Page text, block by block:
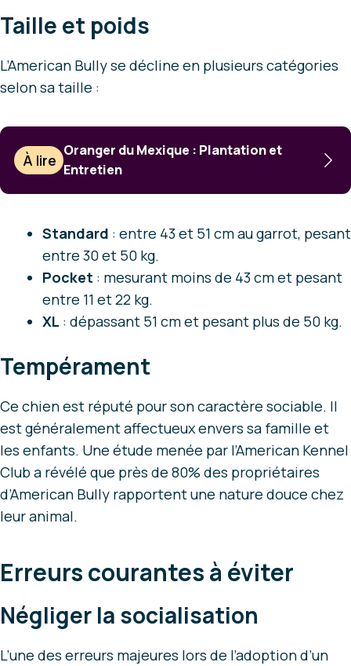
Taille et poids
L’American Bully se décline en plusieurs catégories
selon sa taille :
À lire
Oranger du Mexique : Plantation et
Entretien
Standard : entre 43 et 51 cm au garrot, pesant
entre 30 et 50 kg.
Pocket : mesurant moins de 43 cm et pesant
entre 11 et 22 kg.
XL : dépassant 51 cm et pesant plus de 50 kg.
Tempérament
Ce chien est réputé pour son caractère sociable. Il
est généralement affectueux envers sa famille et
les enfants. Une étude menée par l’American Kennel
Club a révélé que près de 80% des propriétaires
d’American Bully rapportent une nature douce chez
leur animal.
Erreurs courantes à éviter
Négliger la socialisation
L’une des erreurs majeures lors de l’adoption d’un